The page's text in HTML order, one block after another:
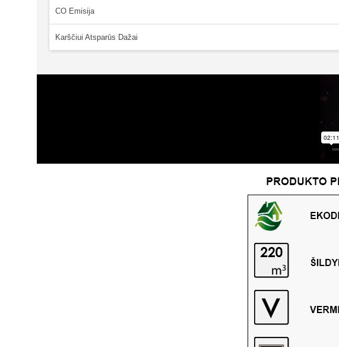
CO Emisija
Karščiui Atsparūs Dažai